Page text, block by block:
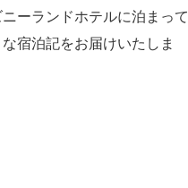
ーランドホテルに泊まって
宿泊記をお届けいたしま